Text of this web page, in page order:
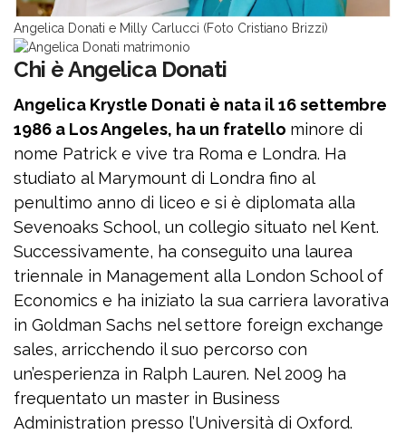
Angelica Donati e Milly Carlucci (Foto Cristiano Brizzi)
Chi è Angelica Donati
Angelica Krystle Donati è nata il 16 settembre
1986 a Los Angeles, ha un fratello minore di
nome Patrick e vive tra Roma e Londra. Ha
studiato al Marymount di Londra fino al
penultimo anno di liceo e si è diplomata alla
Sevenoaks School, un collegio situato nel Kent.
Successivamente, ha conseguito una laurea
triennale in Management alla London School of
Economics e ha iniziato la sua carriera lavorativa
in Goldman Sachs nel settore foreign exchange
sales, arricchendo il suo percorso con
un’esperienza in Ralph Lauren. Nel 2009 ha
frequentato un master in Business
Administration presso l’Università di Oxford.